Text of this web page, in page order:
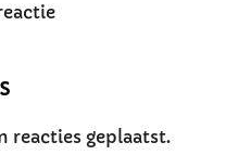
reacties geplaatst.